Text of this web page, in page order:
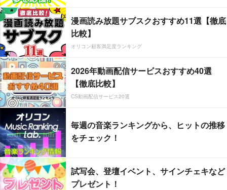
漫画読み放題サブスクおすすめ11選【徹底
比較】
オリコン顧客満足度ランキング
2026年動画配信サービスおすすめ40選
【徹底比較】
CS動画配信サービス20選
毎週の音楽ランキングから、ヒットの推移
をチェック！
試写会、登壇イベント、サインチェキなど
プレゼント！